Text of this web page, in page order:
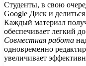
Студенты, в свою
Google Диск и
Каждый материал
обеспечивает легкий
Совместная работа
одновременно
увеличивает